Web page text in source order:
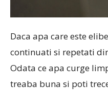
Daca apa care este
continuati si repetati
Odata ce apa curge
treaba buna si poti